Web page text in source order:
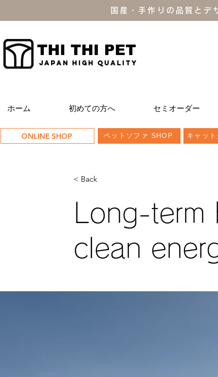
国産・手作りの品質と
THI THI PET
JAPAN high quality
ホーム 初めての方へ セミオーダー
ONLINE SHOP ペットソファ SHOP キャッ
< Back
Long-
clean